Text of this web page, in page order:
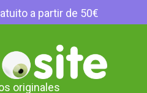
a partir de 50€
originales